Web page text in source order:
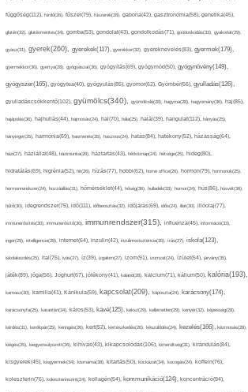
függőség(112), fürdő(26), fűszer(79), fűszerek(28), gabona(42), gasztronómia(58), genetika(45),
glutén(32), gluténmentes(34), gomba(53), gondolat(43), gondolkodás(71), gondoskodás(33), gyakorlat(29),
gyász(31), gyerek(260), gyerekek(117), gyerekkor(32), gyereknevelés(83), gyermek(179),
gyermekkor(36), gyertya(28), gyógyászat(36), gyógyítás(69), gyógymód(50), gyógynövény(149),
gyógyszer(165), gyógytea(40), gyógyulás(85), gyomor(62), Gyömbér(66), gyulladás(126),
gyulladáscsökkentő(102), gyümölcs(340), gyümölcslé(28), hagyma(28), hagyomány(36), haj(85),
hajápolás(36), hajhullás(44), hajmosás(24), hal(70), hála(25), halál(39), hangulat(112), hányás(25),
hányinger(25), harmónia(69), hasmenés(35), hasznos(24), hatás(84), hatékony(52), házasság(64),
házi(27), háziállat(48), házimunka(28), háztartás(43), hétköznap(24), hétvége(25), hideg(80),
hidratálás(69), higiénia(52), hit(26), hízás(77), hobbi(62), home office(26), hormon(79), hormonok(25),
hormonrendszer(24), hozzáállás(31), hőmérséklet(44), hőség(36), hulladék(33), humor(24), hús(86), húsvét(36),
hűtő(30), idegrendszer(75), idő(111), időbeosztás(32), időjárás(69), idős(24), illat(30), illóolaj(77),
immunerősítés(30), immunerősítő(36), immunrendszer(315), influenza(45), információ(33),
inger(29), intelligencia(28), internet(64), inzulin(42), inzulinrezisztencia(35), írás(27), iskola(123),
iskolakezdés(25), ital(75), ivás(27), íz(39), izgalom(27), izom(91), izomzat(24), ízület(54), járvány(35),
játék(89), jóga(56), Joghurt(67), jótékony(41), kaland(28), kalcium(71), kálium(50), kalória(193),
kamasz(30), kamilla(41), Kánikula(59), kapcsolat(209), káposzta(24), karácsony(174),
karácsonyfa(25), karantén(34), káros(53), kávé(125), keksz(29), kellemetlen(29), kenyér(32), képesség(28),
kérdés(31), kerékpár(25), keringés(26), kert(52), kertészkedés(26), készülődés(24), kezelés(166), kézmosás(28),
kiégés(25), kiegyensúlyozott(26), kihívás(43), kikapcsolódás(106), kimerültség(31), kirándulás(84),
kisgyerek(45), kisgyermek(34), kismama(38), kitartás(50), kockázat(34), kocogás(24), koffein(76),
koleszterin(76), koleszterinszint(24), kollagén(54), kommunikáció(124), koncentráció(94),